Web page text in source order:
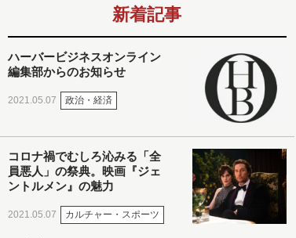
新着記事
ハーバービジネスオンライン
編集部からのお知らせ
2021.05.07 政治・経済
コロナ禍でむしろ沁みる「全
員悪人」の祭典。映画『ジェ
ントルメン』の魅力
2021.05.07 カルチャー・スポーツ